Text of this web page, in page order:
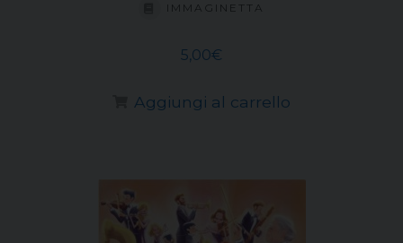
IMMAGINETTA
5,00€
Aggiungi al carrello